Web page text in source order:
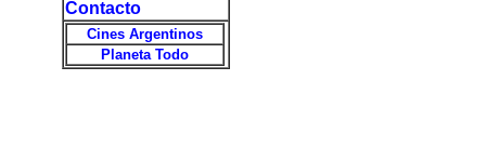
Contacto
Cines Argentinos
Planeta Todo